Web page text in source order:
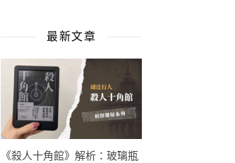
最新文章
《殺人十角館》解析：玻璃瓶